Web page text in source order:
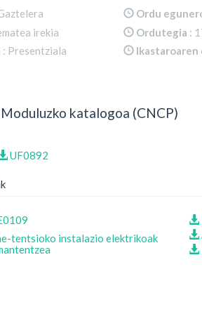
irekia
: Presentziala
Ordu
Ordutegia :
Ikastaroaren
katalogoa (CNCP)
UF0892
tentsioko instalazio elektrikoak